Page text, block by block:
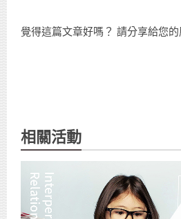
覺得這篇文章好嗎？ 請分享給您的
相關活動